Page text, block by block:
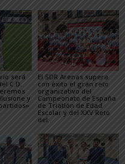
será
C.D.
y
El SDR Arenas supera
con éxito el gran reto
organizativo del
Campeonato de España
de Triatlón de Edad
Escolar y del XXV Reto
del...